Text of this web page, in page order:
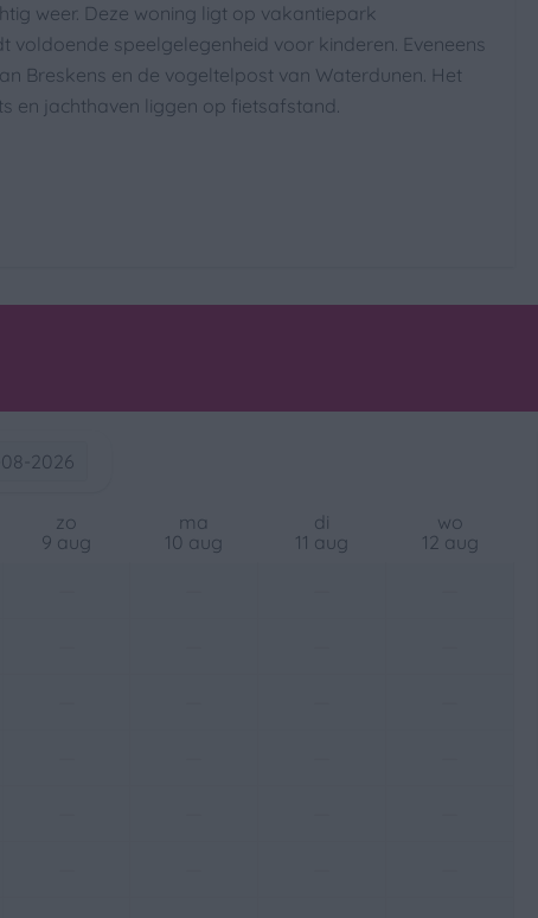
weer. Deze woning ligt op vakantiepark
speelgelegenheid voor kinderen. Eveneens
Breskens en de vogeltelpost van Waterdunen. Het
en jachthaven liggen op fietsafstand.
2026
zo
9 aug
ma
10 aug
di
11 aug
wo
12 aug